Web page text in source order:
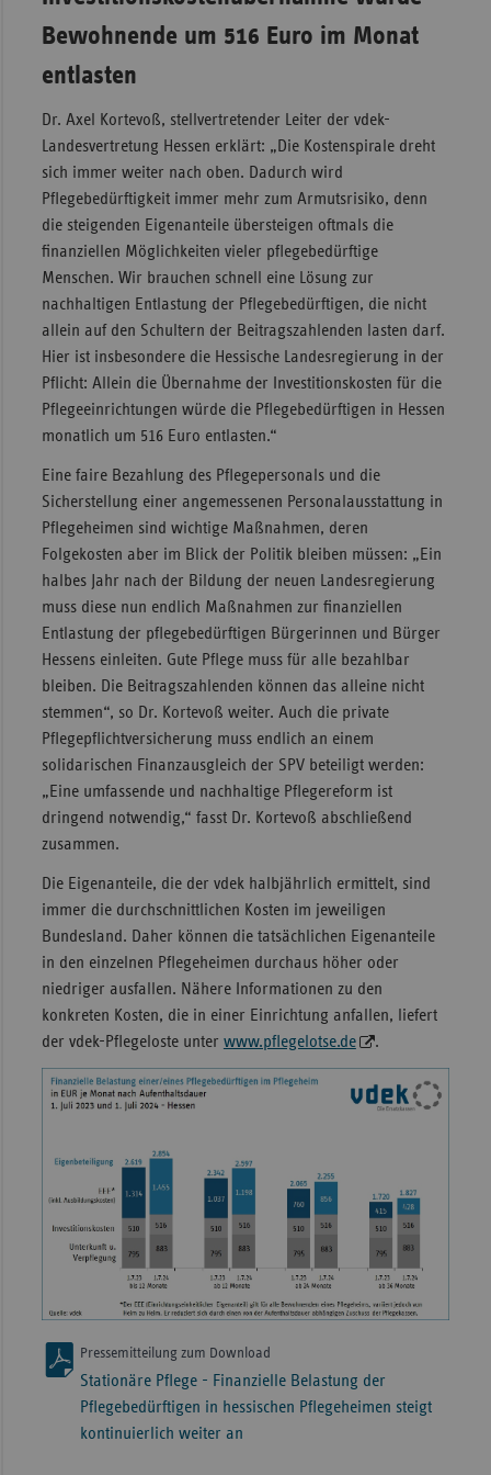
Bewohnende um 516 Euro im Monat
entlasten
Dr. Axel Kortevoß, stellvertretender Leiter der vdek-
Landesvertretung Hessen erklärt: „Die Kostenspirale dreht
sich immer weiter nach oben. Dadurch wird
Pflegebedürftigkeit immer mehr zum Armutsrisiko, denn
die steigenden Eigenanteile übersteigen oftmals die
finanziellen Möglichkeiten vieler pflegebedürftige
Menschen. Wir brauchen schnell eine Lösung zur
nachhaltigen Entlastung der Pflegebedürftigen, die nicht
allein auf den Schultern der Beitragszahlenden lasten darf.
Hier ist insbesondere die Hessische Landesregierung in der
Pflicht: Allein die Übernahme der Investitionskosten für die
Pflege­ein­richtungen würde die Pflegebedürftigen in Hessen
monatlich um 516 Euro entlasten.“
Eine faire Bezahlung des Pflegepersonals und die
Sicherstellung einer angemessenen Personalausstattung in
Pflegeheimen sind wichtige Maßnahmen, deren
Folgekosten aber im Blick der Politik bleiben müssen: „Ein
halbes Jahr nach der Bildung der neuen Landesregierung
muss diese nun endlich Maßnahmen zur finanziellen
Entlastung der pflegebedürftigen Bürgerinnen und Bürger
Hessens einleiten. Gute Pflege muss für alle bezahlbar
bleiben. Die Beitrags­zahlenden können das alleine nicht
stemmen“, so Dr. Kortevoß weiter. Auch die private
Pflegepflicht­versicherung muss endlich an einem
solidarischen Finanz­ausgleich der SPV beteiligt werden:
„Eine umfassende und nachhaltige Pflegereform ist
dringend notwendig,“ fasst Dr. Kortevoß abschließend
zusammen.
Die Eigenanteile, die der vdek halbjährlich ermittelt, sind
immer die durchschnittlichen Kosten im jeweiligen
Bundesland. Daher können die tatsächlichen Eigenanteile
in den einzelnen Pflegeheimen durchaus höher oder
niedriger ausfallen. Nähere Informationen zu den
konkreten Kosten, die in einer Einrichtung anfallen, liefert
der vdek-Pflegeloste unter www.pflegelotse.de .
Pressemitteilung zum Download
Stationäre Pflege - Finanzielle Belastung der
Pflegebedürftigen in hessischen Pflegeheimen steigt
kontinuierlich weiter an